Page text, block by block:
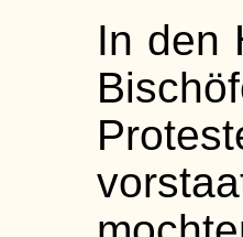
In den